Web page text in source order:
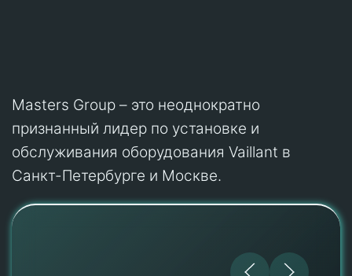
Masters Group – это неоднократно
признанный лидер по установке и
обслуживания оборудования Vaillant в
Санкт-Петербурге и Москве.